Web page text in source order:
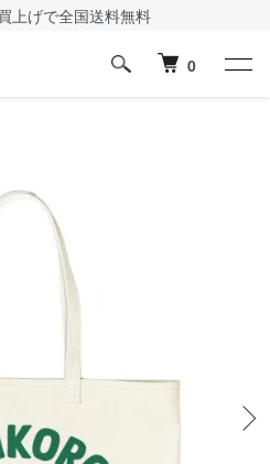
上げで全国送料無料
0